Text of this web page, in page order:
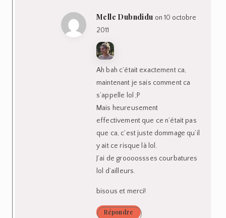
Melle Dubndidu on 10 octobre
2011
Ah bah c’était exactement ca,
maintenant je sais comment ca
s’appelle lol ;P
Mais heureusement
effectivement que ce n’était pas
que ca, c’est juste dommage qu’il
y ait ce risque là lol.
J’ai de groooossses courbatures
lol d’ailleurs.
bisous et merci!
Répondre